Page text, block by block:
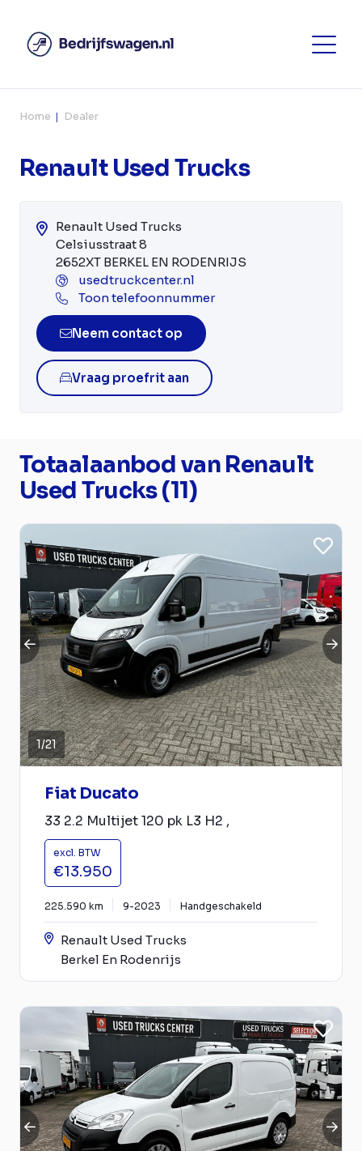
Home Dealer
Renault Used Trucks
Renault Used Trucks
Celsiusstraat 8
2652XT BERKEL EN RODENRIJS
usedtruckcenter.nl
Toon telefoonnummer
Neem contact op
Vraag proefrit aan
Totaalaanbod van Renault
Used Trucks (11)
1/21
Fiat Ducato
33 2.2 Multijet 120 pk L3 H2 ,
excl. BTW
€13.950
225.590 km 9-2023 Handgeschakeld
Renault Used Trucks
Berkel En Rodenrijs